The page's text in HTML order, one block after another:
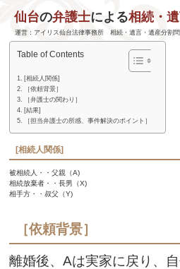
仙台の弁護士による相続・
運営：アイリス仙台法律事務所 相続・遺言・遺産分割
使途不明金の返還請求を行い、
Table of Contents
[相続人関係]
［依頼背景］
［弁護士の関わり］
[結果]
［担当弁護士の所感、事件解決のポイント］
[相続人関係]
被相続人・・父親（A)
相続放棄者・・長男（X)
相手方・・叔父（Y)
［依頼背景］
離婚後、Aは実家に戻り、